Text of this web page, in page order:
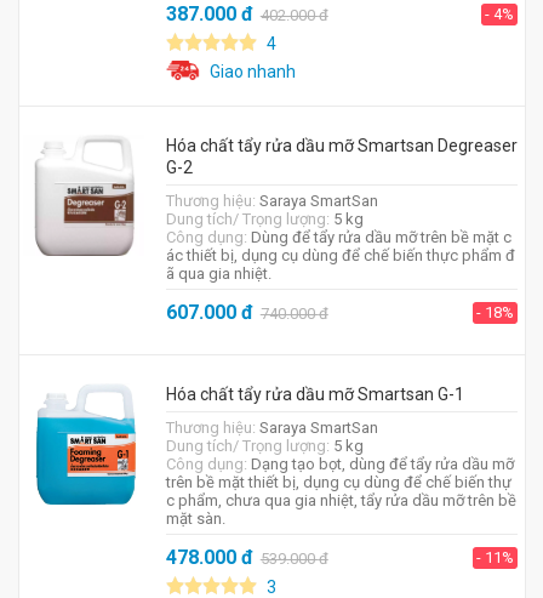
387.000đ 402.000đ - 4%
4
Giao nhanh
Hóa chất tẩy rửa dầu mỡ Smartsan Degreaser
G-2
Thương hiệu: Saraya SmartSan
Dung tích/ Trọng lượng: 5 kg
Công dụng: Dùng để tẩy rửa dầu mỡ trên bề mặt c
ác thiết bị, dụng cụ dùng để chế biến thực phẩm đ
ã qua gia nhiệt.
607.000đ 740.000đ - 18%
Hóa chất tẩy rửa dầu mỡ Smartsan G-1
Thương hiệu: Saraya SmartSan
Dung tích/ Trọng lượng: 5 kg
Công dụng: Dạng tạo bọt, dùng để tẩy rửa dầu mỡ
trên bề mặt thiết bị, dụng cụ dùng để chế biến thự
c phẩm, chưa qua gia nhiệt, tẩy rửa dầu mỡ trên bề
mặt sàn.
478.000đ 539.000đ - 11%
3